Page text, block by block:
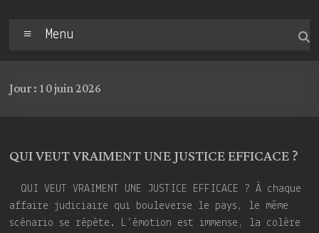
Menu
Jour :10 juin 2026
QUI VEUT VRAIMENT UNE JUSTICE EFFICACE ?
QUI VEUT VRAIMENT UNE JUSTICE EFFICACE ? À chaque
affaire judiciaire qui bouleverse le pays, le même
scénario se répète. L’émotion est immense, la colère